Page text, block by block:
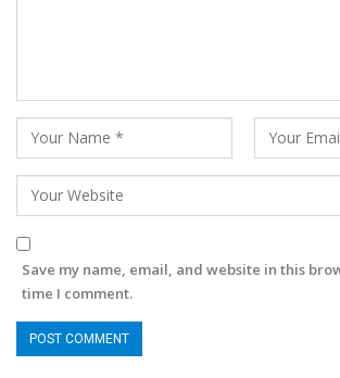
Save my name, email, and website in this
time I comment.